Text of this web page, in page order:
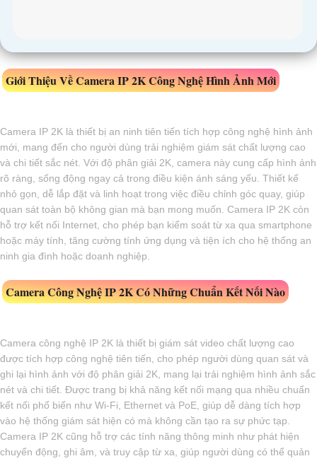
Giới Thiệu Về Camera IP 2K Công Nghệ Hình Ảnh Mới
Camera IP 2K là thiết bị an ninh tiên tiến tích hợp công nghệ hình ảnh
mới, mang đến cho người dùng trải nghiệm giám sát chất lượng cao
và chi tiết sắc nét. Với độ phân giải 2K, camera này cung cấp hình ảnh
rõ ràng, sống động ngay cả trong điều kiện ánh sáng yếu. Thiết kế
nhỏ gọn, dễ lắp đặt và linh hoạt trong việc điều chỉnh góc quay, giúp
quan sát toàn bộ không gian mà bạn mong muốn. Camera IP 2K còn
hỗ trợ kết nối Internet, cho phép bạn kiểm soát từ xa qua smartphone
hoặc máy tính, tăng cường tính ứng dụng và tiện ích cho hệ thống an
ninh gia đình hoặc doanh nghiệp.
Camera Công Nghệ IP 2K Có Những Chuẩn Kết Nối Nào
Camera công nghệ IP 2K là thiết bị giám sát video chất lượng cao
được tích hợp công nghệ tiên tiến, cho phép người dùng quan sát và
ghi lại hình ảnh với độ phân giải 2K, mang lại trải nghiệm hình ảnh sắc
nét và chi tiết. Được trang bị khả năng kết nối mạng qua nhiều chuẩn
kết nối phổ biến như Wi-Fi, Ethernet và PoE, giúp dễ dàng tích hợp
vào hệ thống giám sát hiện có mà không cần tạo ra sự phức tạp.
Camera IP 2K cũng hỗ trợ các tính năng thông minh như phát hiện
chuyển động, ghi âm, và truy cập từ xa, giúp người dùng có thể quản